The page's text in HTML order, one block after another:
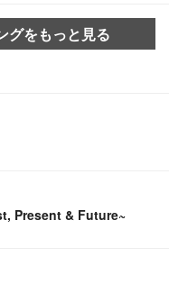
グをもっと見る
Present & Future~